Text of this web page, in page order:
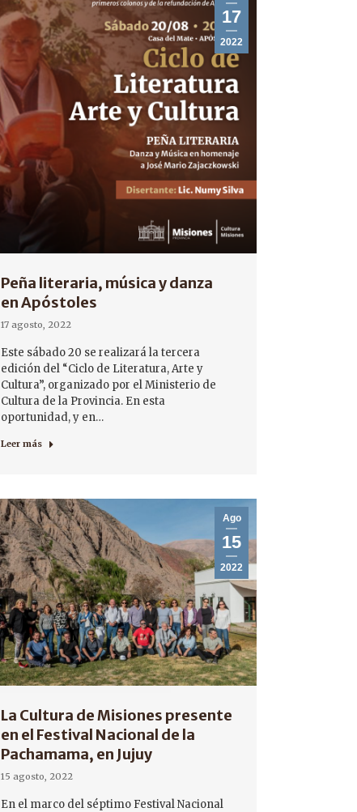
17
2022
Peña literaria, música y danza
en Apóstoles
17 agosto, 2022
Este sábado 20 se realizará la tercera
edición del “Ciclo de Literatura, Arte y
Cultura”, organizado por el Ministerio de
Cultura de la Provincia. En esta
oportunidad, y en…
Leer más
Ago
15
2022
La Cultura de Misiones presente
en el Festival Nacional de la
Pachamama, en Jujuy
15 agosto, 2022
En el marco del séptimo Festival Nacional